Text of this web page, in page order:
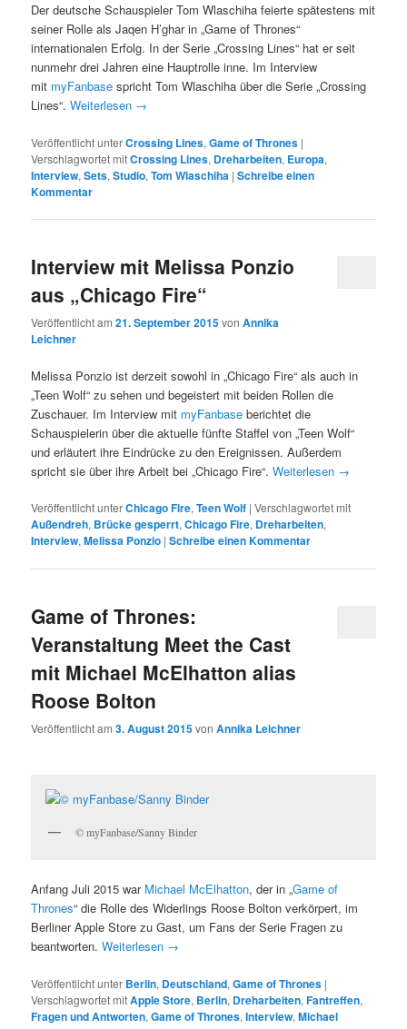
Der deutsche Schauspieler Tom Wlaschiha feierte spätestens mit
seiner Rolle als Jaqen H’ghar in „Game of Thrones“
internationalen Erfolg. In der Serie „Crossing Lines“ hat er seit
nunmehr drei Jahren eine Hauptrolle inne. Im Interview
mit myFanbase spricht Tom Wlaschiha über die Serie „Crossing
Lines“.Weiterlesen →
Veröffentlicht unterCrossing Lines,Game of Thrones |
Verschlagwortet mitCrossing Lines, Dreharbeiten, Europa,
Interview,Sets,Studio,Tom Wlaschiha |Schreibe einen
Kommentar
Interview mit Melissa Ponzio
aus „Chicago Fire“
Veröffentlicht am21. September 2015vonAnnika
Leichner
Melissa Ponzio ist derzeit sowohl in „Chicago Fire“ als auch in
„Teen Wolf“ zu sehen und begeistert mit beiden Rollen die
Zuschauer. Im Interview mit myFanbase berichtet die
Schauspielerin über die aktuelle fünfte Staffel von „Teen Wolf“
und erläutert ihre Eindrücke zu den Ereignissen. Außerdem
spricht sie über ihre Arbeit bei „Chicago Fire“.Weiterlesen →
Veröffentlicht unterChicago Fire,Teen Wolf |Verschlagwortet mit
Außendreh, Brücke gesperrt,Chicago Fire, Dreharbeiten,
Interview,Melissa Ponzio |Schreibe einen Kommentar
Game of Thrones:
Veranstaltung Meet the Cast
mit Michael McElhatton alias
Roose Bolton
Veröffentlicht am3. August 2015vonAnnika Leichner
© myFanbase/Sanny Binder
Anfang Juli 2015 war Michael McElhatton, der in „Game of
Thrones“ die Rolle des Widerlings Roose Bolton verkörpert, im
Berliner Apple Store zu Gast, um Fans der Serie Fragen zu
beantworten.Weiterlesen →
Veröffentlicht unter Berlin, Deutschland,Game of Thrones |
Verschlagwortet mitApple Store, Berlin, Dreharbeiten,Fantreffen,
Fragen und Antworten,Game of Thrones,Interview,Michael